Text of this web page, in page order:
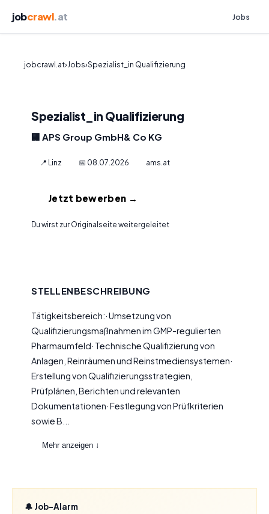
jobcrawl.at Jobs
jobcrawl.at›Jobs›Spezialist_in Qualifizierung
Spezialist_in Qualifizierung
🏢 APS Group GmbH& Co KG
📍 Linz 📅 08.07.2026 ams.at
Jetzt bewerben →
Du wirst zur Originalseite weitergeleitet
STELLENBESCHREIBUNG
Tätigkeitsbereich:· Umsetzung von
Qualifizierungsmaßnahmen im GMP-regulierten
Pharmaumfeld· Technische Qualifizierung von
Anlagen, Reinräumen und Reinstmediensystemen·
Erstellung von Qualifizierungsstrategien,
Prüfplänen, Berichten und relevanten
Dokumentationen· Festlegung von Prüfkriterien
sowie B...
Mehr anzeigen ↓
🔔 Job-Alarm